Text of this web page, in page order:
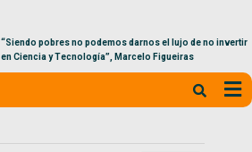
“Siendo pobres no podemos darnos el lujo de no invertir
en Ciencia y Tecnología”, Marcelo Figueiras